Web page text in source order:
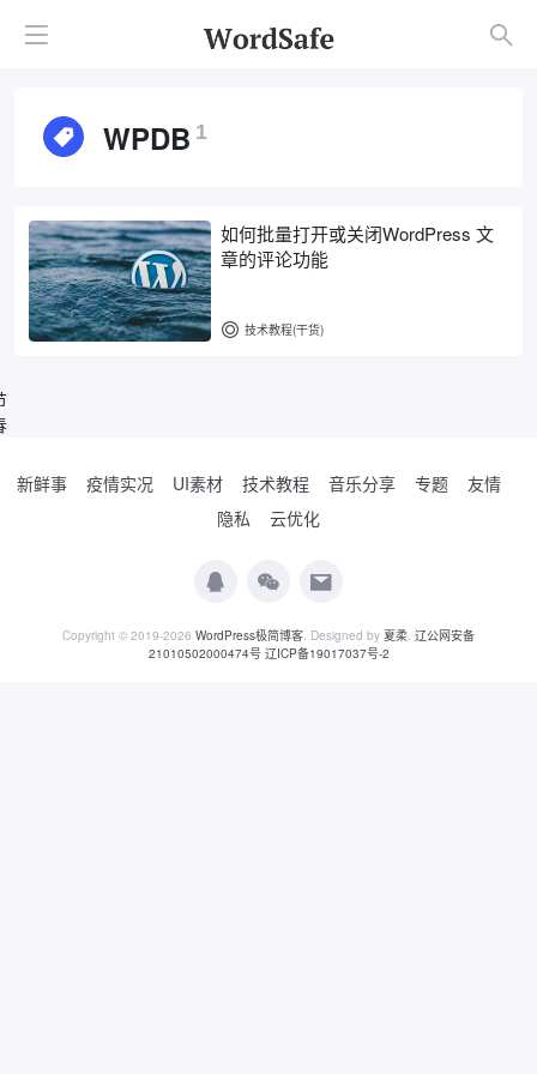
WPDB 1
如何批量打开或关闭WordPress 文
章的评论功能
技术教程(干货)
新鲜事 疫情实况 UI素材 技术教程 音乐分享 专题
友情
隐私
云优化
Copyright © 2019-2026 WordPress极简博客. Designed by 夏柔. 辽公网安备
21010502000474号 辽ICP备19017037号-2